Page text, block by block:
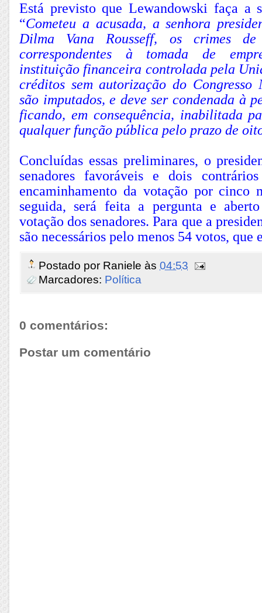
Está previsto que Lewandowski faça a
“Cometeu a acusada, a senhora
Dilma Vana Rousseff, os crimes de
correspondentes à tomada de
instituição financeira controlada pela
créditos sem autorização do Congresso
são imputados, e deve ser condenada à
ficando, em consequência, inabilitada
qualquer função pública pelo prazo de
Concluídas essas preliminares, o
senadores favoráveis e dois
encaminhamento da votação por cinco
seguida, será feita a pergunta e
votação dos senadores. Para que a
são necessários pelo menos 54 votos,
Postado por Raniele às 04:53
Marcadores: Política
0 comentários:
Postar um comentário